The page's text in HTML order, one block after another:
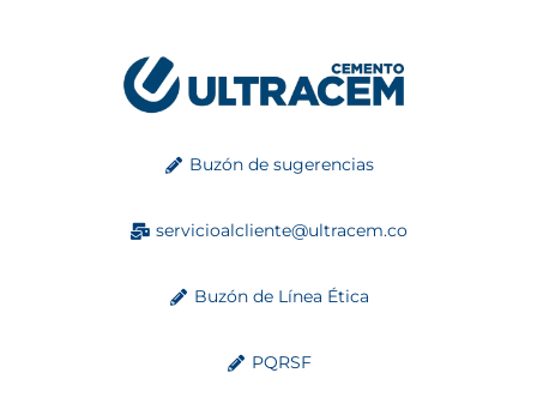
Buzón de sugerencias
servicioalcliente@ultracem.co
Buzón de Línea Ética
PQRSF